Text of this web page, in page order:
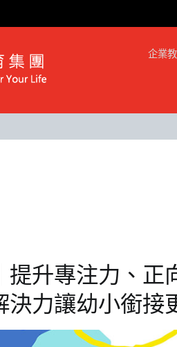
企業
提升專注力、正
力讓幼小銜接